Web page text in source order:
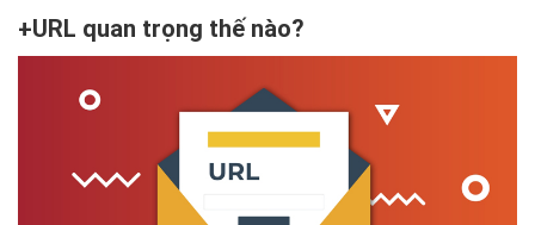
URL quan trọng thế nào?